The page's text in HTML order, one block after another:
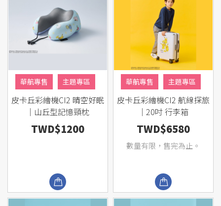
華航專售
主題專區
熱銷商品
皮卡丘彩繪機CI2 晴空好眠
｜山丘型記憶頸枕
TWD$1200
華航專售
主題專區
熱銷商品
皮卡丘彩繪機CI2 航線探旅
｜20吋 行李箱
TWD$6580
數量有限，售完為止。